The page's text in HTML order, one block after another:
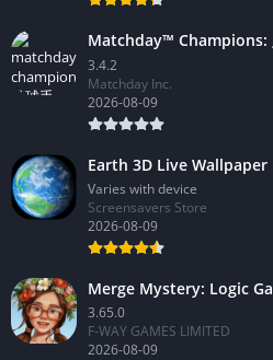
Matchday™ Champions:
3.4.2
Matchday Inc.
2026-08-09
Earth 3D Live Wallpaper
Varies with device
Screensavers Store
2026-08-09
Merge Mystery: Logic
3.65.0
F-WAY GAMES LIMITED
2026-08-09